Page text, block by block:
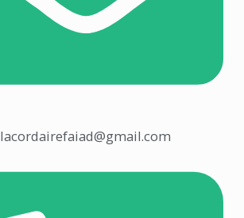
lacordairefaiad@gmail.com​